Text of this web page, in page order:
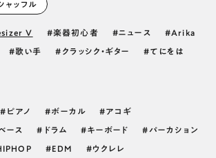
ャッフル
V 楽器初心者 ニュース Arika
歌い手 クラッシク・ギター てにをは
ピアノ ボーカル アコギ
ース ドラム キーボード パーカション
EDM ウクレレ